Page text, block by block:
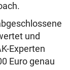
und
Experten
Euro genau